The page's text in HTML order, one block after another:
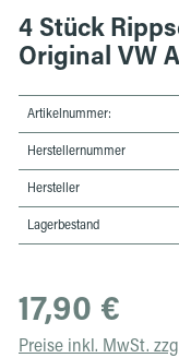
4 Stück
Original VW
Artikelnummer:
Herstellernummer
Hersteller
Lagerbestand
Regulärer Preis:
17,90 €
Preise inkl. MwSt.